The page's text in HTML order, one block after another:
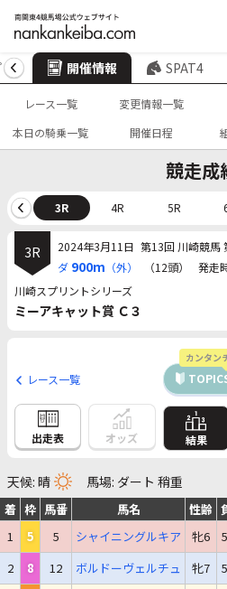
開催情報 SPAT4
レース一覧 変更情報一覧
本日の騎乗一覧
開催日程
競走成
3R 4R 5R
3R 2024年3月11日 第13回 川崎競馬
ダ 900m （外） （12頭） 発走
川崎スプリントシリーズ
ミーアキャット賞 Ｃ３
レース一覧
カンタン
出走表 オッズ 結果
天候: 晴 馬場: ダート 稍重
着 枠 馬番 馬名 性齢
1
5 5 シャイニングルキア 牝6
2
8 12 ボルドーヴェルチュ 牝7